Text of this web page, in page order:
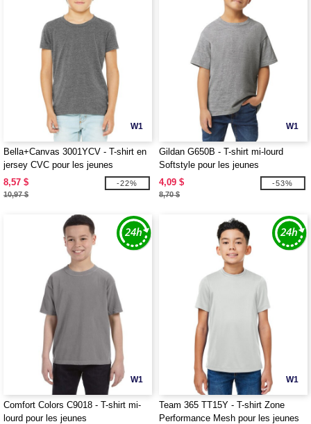
W1
Bella+Canvas 3001YCV - T-shirt en
jersey CVC pour les jeunes
8,57 $
10,97 $
-22%
W1
Gildan G650B - T-shirt mi-lourd
Softstyle pour les jeunes
4,09 $
8,70 $
-53%
W1
Comfort Colors C9018 - T-shirt mi-
lourd pour les jeunes
W1
Team 365 TT15Y - T-shirt Zone
Performance Mesh pour les jeunes